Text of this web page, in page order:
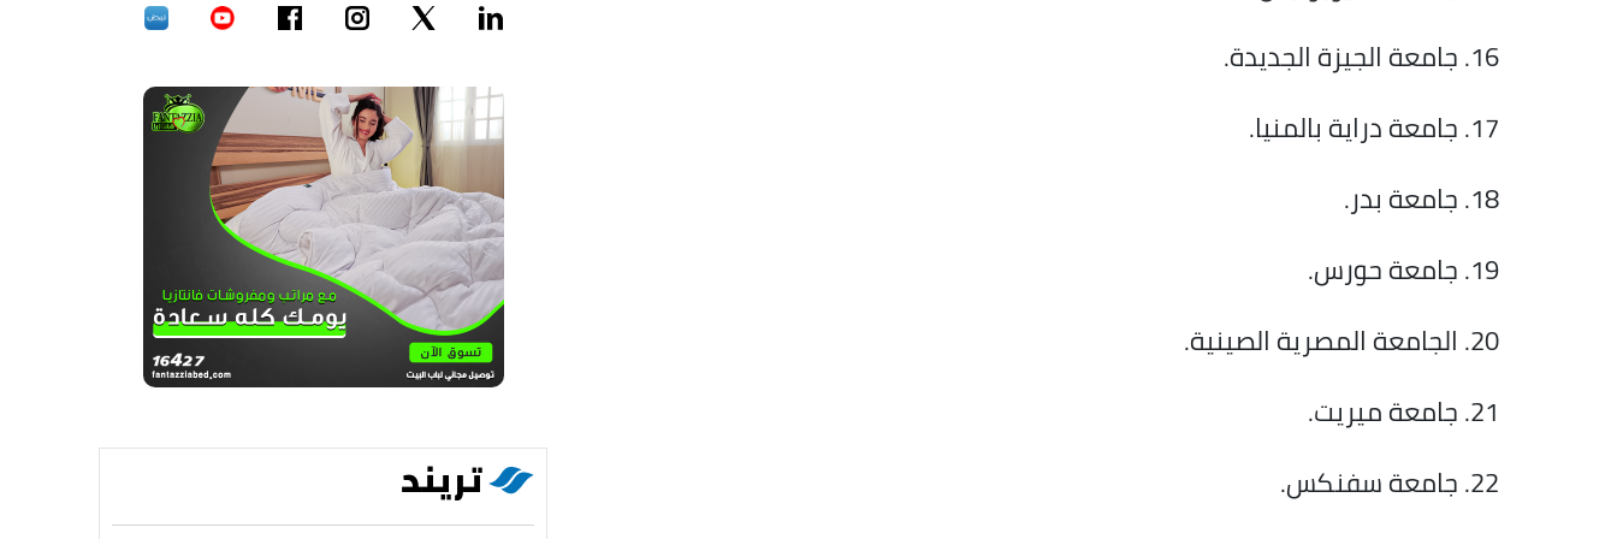
جامعة الجيزة الجديدة.
جامعة دراية بالمنيا.
جامعة بدر.
جامعة حورس.
الجامعة المصرية الصينية.
جامعة ميريت.
جامعة سفنكس.
تريند